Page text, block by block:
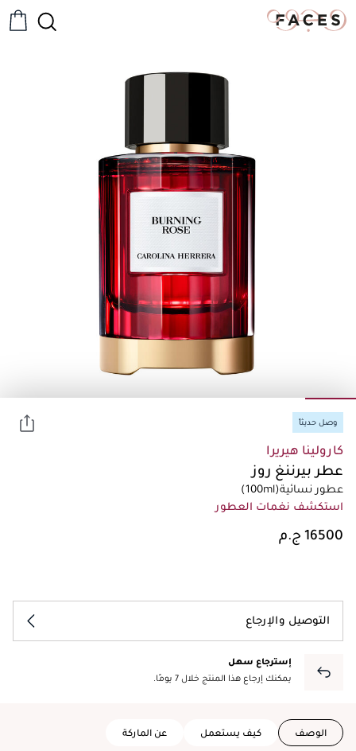
وصل حديثاً
كارولينا هيريرا
عطر بيرننغ روز
عطور نسائية(100ml)
استكشف نغمات العطور
التوصيل والإرجاع
إسترجاع سهل
يمكنك إرجاع هذا المنتج خلال 7 يومًا.
الوصف كيف يستعمل عن الماركة